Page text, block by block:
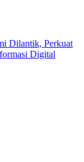
Dilantik, Perkuat
Digital